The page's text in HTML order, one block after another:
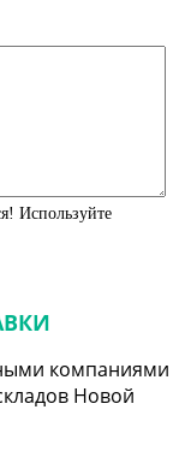
Используйте
компаниями
Новой